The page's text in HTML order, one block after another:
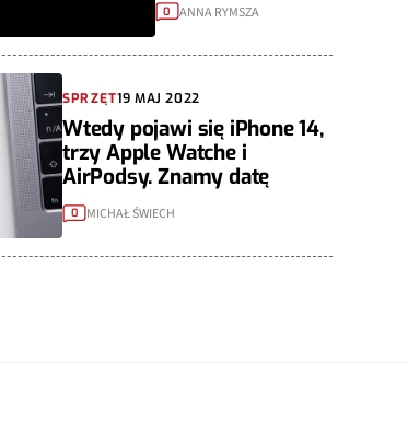
0 ANNA RYMSZA
SPRZĘT19 MAJ 2022
Wtedy pojawi się iPhone 14,
trzy Apple Watche i
AirPodsy. Znamy datę
0 MICHAŁ ŚWIECH